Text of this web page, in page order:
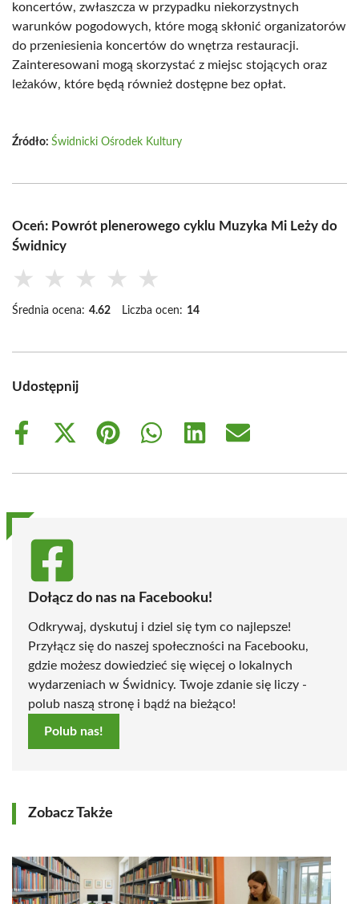
koncertów, zwłaszcza w przypadku niekorzystnych
warunków pogodowych, które mogą skłonić organizatorów
do przeniesienia koncertów do wnętrza restauracji.
Zainteresowani mogą skorzystać z miejsc stojących oraz
leżaków, które będą również dostępne bez opłat.
Źródło: Świdnicki Ośrodek Kultury
Oceń: Powrót plenerowego cyklu Muzyka Mi Leży do
Świdnicy
★ ★ ★ ★ ★
Średnia ocena: 4.62 Liczba ocen: 14
Udostępnij
Share
Share
(Twitter)
Share
Share
Share
Share
Dołącz do nas na Facebooku!
Odkrywaj, dyskutuj i dziel się tym co najlepsze!
Przyłącz się do naszej społeczności na Facebooku,
gdzie możesz dowiedzieć się więcej o lokalnych
wydarzeniach w Świdnicy. Twoje zdanie się liczy -
polub naszą stronę i bądź na bieżąco!
Polub nas!
Zobacz Także